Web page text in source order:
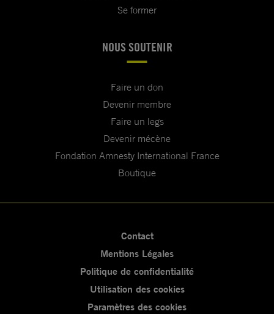
Se former
NOUS SOUTENIR
Faire un don
Devenir membre
Faire un legs
Devenir mécène
Fondation Amnesty International France
Boutique
Contact
Mentions Légales
Politique de confidentialité
Utilisation des cookies
Paramètres des cookies